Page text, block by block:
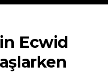
Ecwid